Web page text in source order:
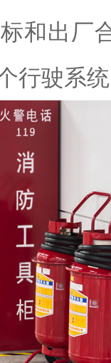
和出厂
行驶系